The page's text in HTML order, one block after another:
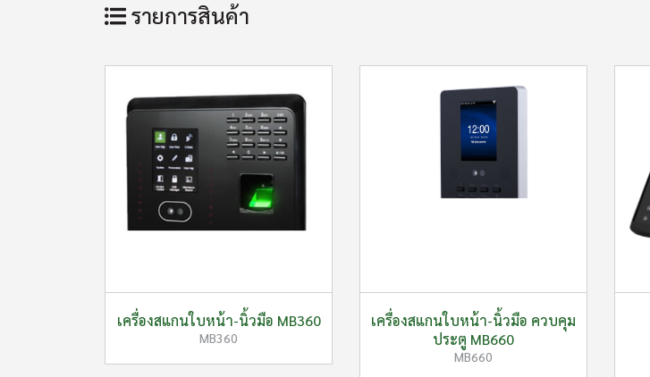
รายการสินค้า
เครื่องสแกนใบหน้า-นิ้วมือ MB360
MB360
เครื่องสแกนใบหน้า-นิ้วมือ ควบคุม
ประตู MB660
MB660